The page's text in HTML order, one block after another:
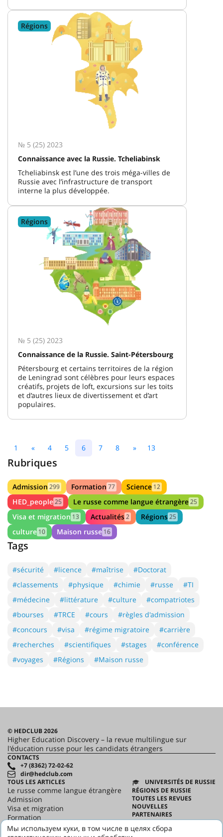
Régions
№ 5 (25) 2023
Connaissance avec la Russie. Tcheliabinsk
Tcheliabinsk est l’une des trois méga-villes de
Russie avec l’infrastructure de transport
interne la plus développée.
Régions
№ 5 (25) 2023
Connaissance de la Russie. Saint-Pétersbourg
Pétersbourg et certains territoires de la région
de Leningrad sont célèbres pour leurs espaces
créatifs, projets de loft, excursions sur les toits
et d’autres lieux de divertissement et d’art
populaires.
1 « 4 5 6 7 8 » 13
Rubriques
Admission 299 Formation 77 Science 12
HED_people25 Le russe comme langue étrangère25
Visa et migration 13 Actualités2 Régions25
culture 10 Maison russe 16
Tags
#sécurité #licence #maîtrise
#Doctorat
#classements
#physique #chimie #russe
#TI
#médecine
#littérature #culture
#compatriotes
#bourses
#TRCE #cours
#règles d'admission
#concours
#visa #régime migratoire
#carrière
#recherches
#scientifiques #stages
#conférence
#voyages
#Régions #Maison russe
© HEDCLUB 2026
Higher Education Discovery – la revue multilingue sur
l'éducation russe pour les candidats étrangers
CONTACTS
+7 (8362) 72-02-62
dir@hedclub.com
TOUS LES ARTICLES
Le russe comme langue étrangère
Admission
Visa et migration
Formation
Science
UNIVERSITÉS DE RUSSIE
RÉGIONS DE RUSSIE
TOUTES LES REVUES
NOUVELLES
PARTENAIRES
CONTRAT D'UTILISATION
CONFIDENTIALITÉ
Мы используем куки, в том числе в целях сбора